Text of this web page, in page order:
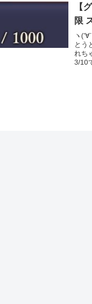
【
ヽ
とう
れち
3/10